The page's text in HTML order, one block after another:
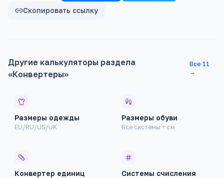
Скопировать ссылку
Другие калькуляторы раздела
«Конвертеры»
Все 11
→
Размеры одежды
EU/RU/US/UK
Размеры обуви
Все системы + см
Конвертер единиц Системы счисления
Финансовые